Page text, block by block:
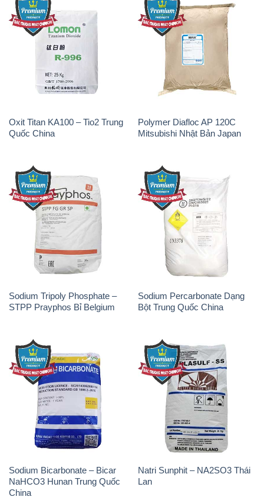
Oxit Titan KA100 – Tio2 Trung
Quốc China
Polymer Diafloc AP 120C
Mitsubishi Nhật Bản Japan
Sodium Tripoly Phosphate –
STPP Prayphos Bỉ Belgium
Sodium Percarbonate Dạng
Bột Trung Quốc China
Sodium Bicarbonate – Bicar
NaHCO3 Hunan Trung Quốc
China
Natri Sunphit – NA2SO3 Thái
Lan